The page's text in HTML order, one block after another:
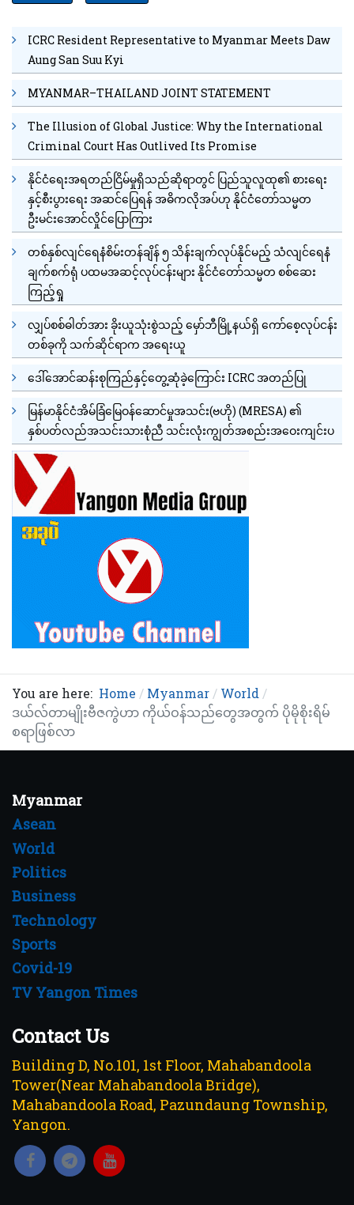
ICRC Resident Representative to Myanmar Meets Daw
Aung San Suu Kyi
MYANMAR–THAILAND JOINT STATEMENT
The Illusion of Global Justice: Why the International
Criminal Court Has Outlived Its Promise
နိုင်ငံရေးအရတည်ငြိမ်မှုရှိသည်ဆိုရာတွင် ပြည်သူလူထု၏ စားရေး
နှင့်စီးပွားရေး အဆင်ပြေရန် အဓိကလိုအပ်ဟု နိုင်ငံတော်သမ္မတ
ဦးမင်းအောင်လှိုင်ပြောကြား
တစ်နှစ်လျင်ရေနံစိမ်းတန်ချိန် ၅ သိန်းချက်လုပ်နိုင်မည့် သံလျင်ရေနံ
ချက်စက်ရုံ ပထမအဆင့်လုပ်ငန်းများ နိုင်ငံတော်သမ္မတ စစ်ဆေး
ကြည့်ရှု
လျှပ်စစ်ဓါတ်အား ခိုးယူသုံးစွဲသည့် မှော်ဘီမြို့နယ်ရှိ ကော်စေ့လုပ်ငန်း
တစ်ခုကို သက်ဆိုင်ရာက အရေးယူ
ဒေါ်အောင်ဆန်းစုကြည်နှင့်တွေ့ဆုံခဲ့ကြောင်း ICRC အတည်ပြု
မြန်မာနိုင်ငံအိမ်ခြံမြေဝန်ဆောင်မှုအသင်း(ဗဟို) (MRESA) ၏
နှစ်ပတ်လည်အသင်းသားစုံညီ သင်းလုံးကျွတ်အစည်းအဝေးကျင်းပ
You are here: Home Myanmar
World
ဒယ်လ်တာမျိုးဗီဇကွဲဟာ ကိုယ်ဝန်သည်တွေအတွက် ပိုမိုစိုးရိမ်
စရာဖြစ်လာ
Myanmar
Asean
World
Politics
Business
Technology
Sports
Covid-19
TV Yangon Times
Contact Us
Building D, No.101, 1st Floor, Mahabandoola
Tower(Near Mahabandoola Bridge),
Mahabandoola Road, Pazundaung Township,
Yangon.